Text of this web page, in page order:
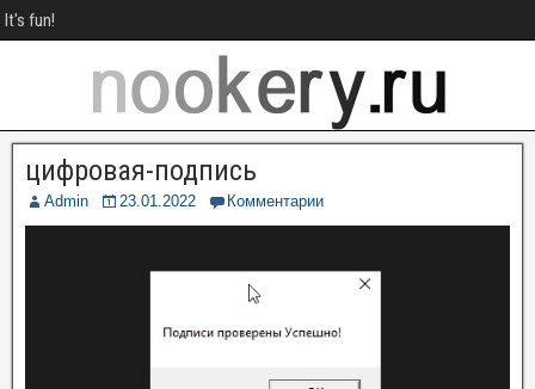
It's fun!
цифровая-подпись
Admin 23.01.2022 Комментарии